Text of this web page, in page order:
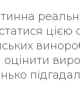
цією